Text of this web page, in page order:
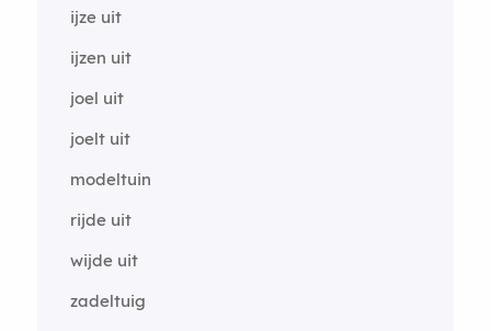
ijze uit
ijzen uit
joel uit
joelt uit
modeltuin
rijde uit
wijde uit
zadeltuig